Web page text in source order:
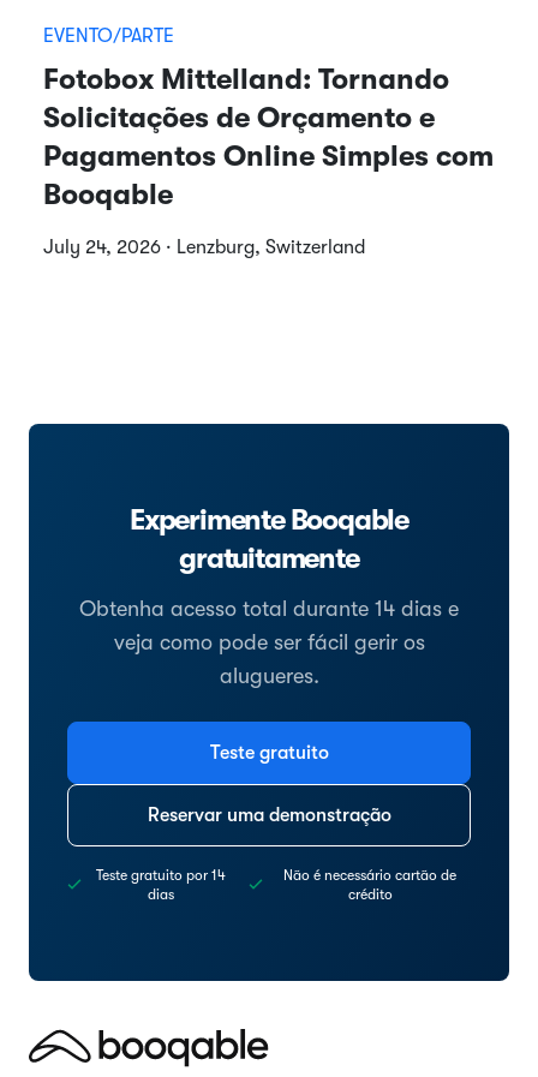
EVENTO/PARTE
Fotobox Mittelland: Tornando
Solicitações de Orçamento e
Pagamentos Online Simples com
Booqable
July 24, 2026 · Lenzburg, Switzerland
Experimente Booqable
gratuitamente
Obtenha acesso total durante 14 dias e
veja como pode ser fácil gerir os
alugueres.
Teste gratuito
Reservar uma demonstração
Teste gratuito por 14
dias
Não é necessário cartão de
crédito